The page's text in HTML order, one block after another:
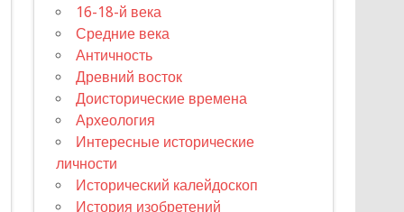
16-18-й века
Средние века
Античность
Древний восток
Доисторические времена
Археология
Интересные исторические
личности
Исторический калейдоскоп
История изобретений